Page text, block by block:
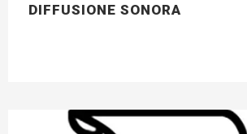
DIFFUSIONE SONORA